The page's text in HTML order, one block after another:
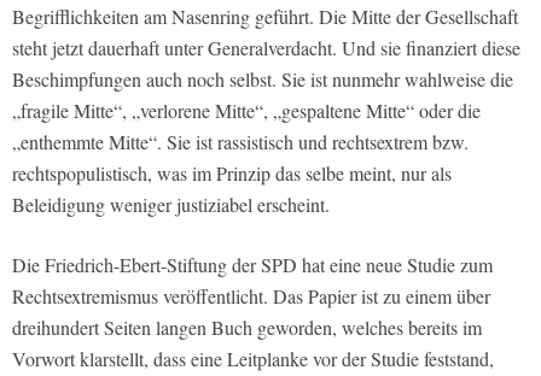
Begrifflichkeiten am Nasenring geführt. Die Mitte der Gesellschaft
steht jetzt dauerhaft unter Generalverdacht. Und sie finanziert diese
Beschimpfungen auch noch selbst. Sie ist nunmehr wahlweise die
„fragile Mitte“, „verlorene Mitte“, „gespaltene Mitte“ oder die
„enthemmte Mitte“. Sie ist rassistisch und rechtsextrem bzw.
rechtspopulistisch, was im Prinzip das selbe meint, nur als
Beleidigung weniger justiziabel erscheint.
Die Friedrich-Ebert-Stiftung der SPD hat eine neue Studie zum
Rechtsextremismus veröffentlicht. Das Papier ist zu einem über
dreihundert Seiten langen Buch geworden, welches bereits im
Vorwort klarstellt, dass eine Leitplanke vor der Studie feststand,